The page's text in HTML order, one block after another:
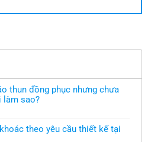
thun đồng phục nhưng chưa
làm sao?
theo yêu cầu thiết kế tại